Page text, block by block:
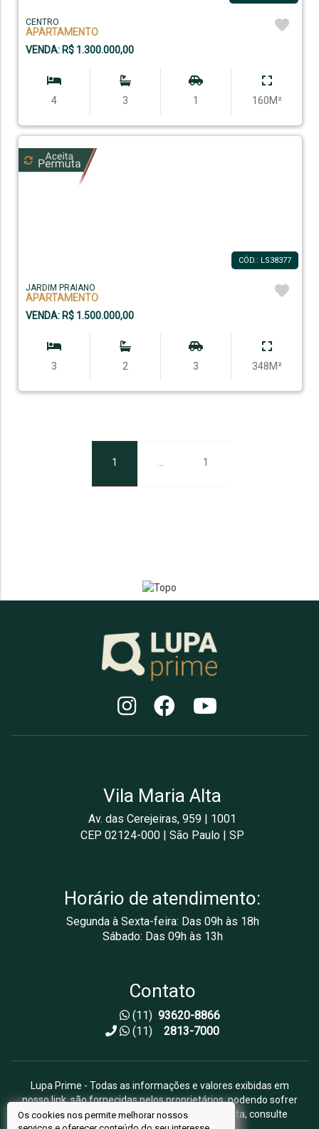
CENTRO
APARTAMENTO
VENDA: R$ 1.300.000,00
4 3 1 160M²
CÓD.: LS38377
JARDIM PRAIANO
APARTAMENTO
VENDA: R$ 1.500.000,00
3 2 3 348M²
1 1
Vila Maria Alta
Av. das Cerejeiras, 959 | 1001
CEP 02124-000 | São Paulo | SP
Horário de atendimento:
Segunda à Sexta-feira: Das 09h às 18h
Sábado: Das 09h às 13h
Contato
(11) 93620-8866
(11)2813-7000
Lupa Prime - Todas as informações e valores exibidas em
nosso link, são fornecidas pelos proprietários, podendo sofrer
alterações sem aviso prévio. Antes da proposta, consulte
Os cookies nos permite melhorar nossos